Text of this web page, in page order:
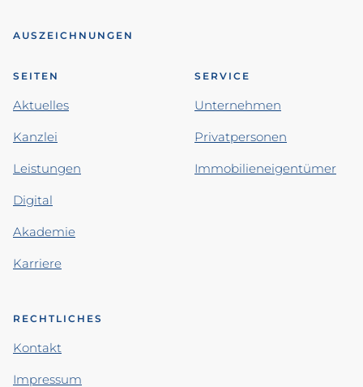
AUSZEICHNUNGEN
SEITEN
Aktuelles
Kanzlei
Leistungen
Digital
Akademie
Karriere
SERVICE
Unternehmen
Privatpersonen
Immobilieneigentümer
RECHTLICHES
Kontakt
Impressum